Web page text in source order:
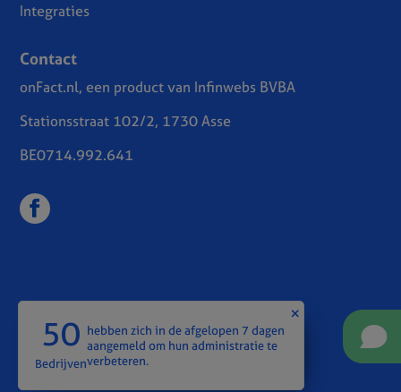
Integraties
Contact
onFact.nl, een product van Infinwebs BVBA
Stationsstraat 102/2, 1730 Asse
BE0714.992.641
onFact Algemene voorwaarden
Privacy overeenkomst (GDPR)
50
Bedrijven
hebben zich in de afgelopen 7 dagen
aangemeld om hun administratie te
verbeteren.